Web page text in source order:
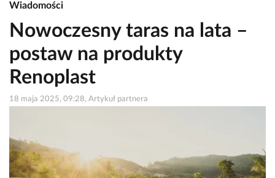
Wiadomości
Nowoczesny taras na lata –
postaw na produkty
Renoplast
18 maja 2025, 09:28, Artykuł partnera